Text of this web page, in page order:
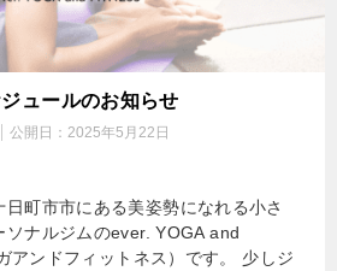
ュールのお知らせ
公開日： 2025年5月22日
町市市にある美姿勢になれる小さ
ソナルジムのever. YOGA and
アンドフィットネス）です。 少しジ